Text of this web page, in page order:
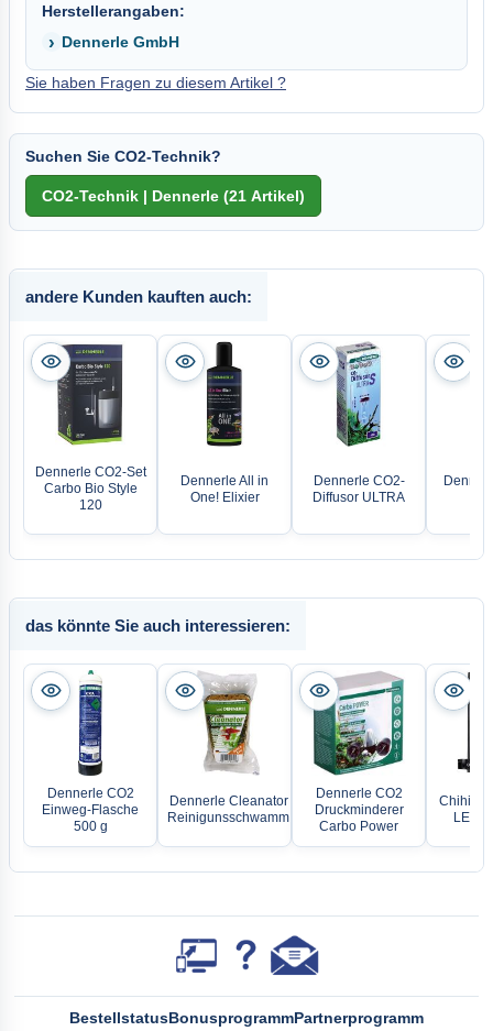
Herstellerangaben:
Dennerle GmbH
Sie haben Fragen zu diesem Artikel ?
Suchen Sie CO2-Technik?
andere Kunden kauften auch:
Dennerle CO2-Set
Carbo Bio Style
120
Dennerle All in
One! Elixier
Dennerle CO2-
Diffusor ULTRA
das könnte Sie auch interessieren:
Dennerle CO2
Einweg-Flasche
500 g
Dennerle Cleanator
Reinigunsschwamm
Dennerle CO2
Druckminderer
Carbo Power
Chihiros
LED-
BestellstatusBonusprogrammPartnerprogramm